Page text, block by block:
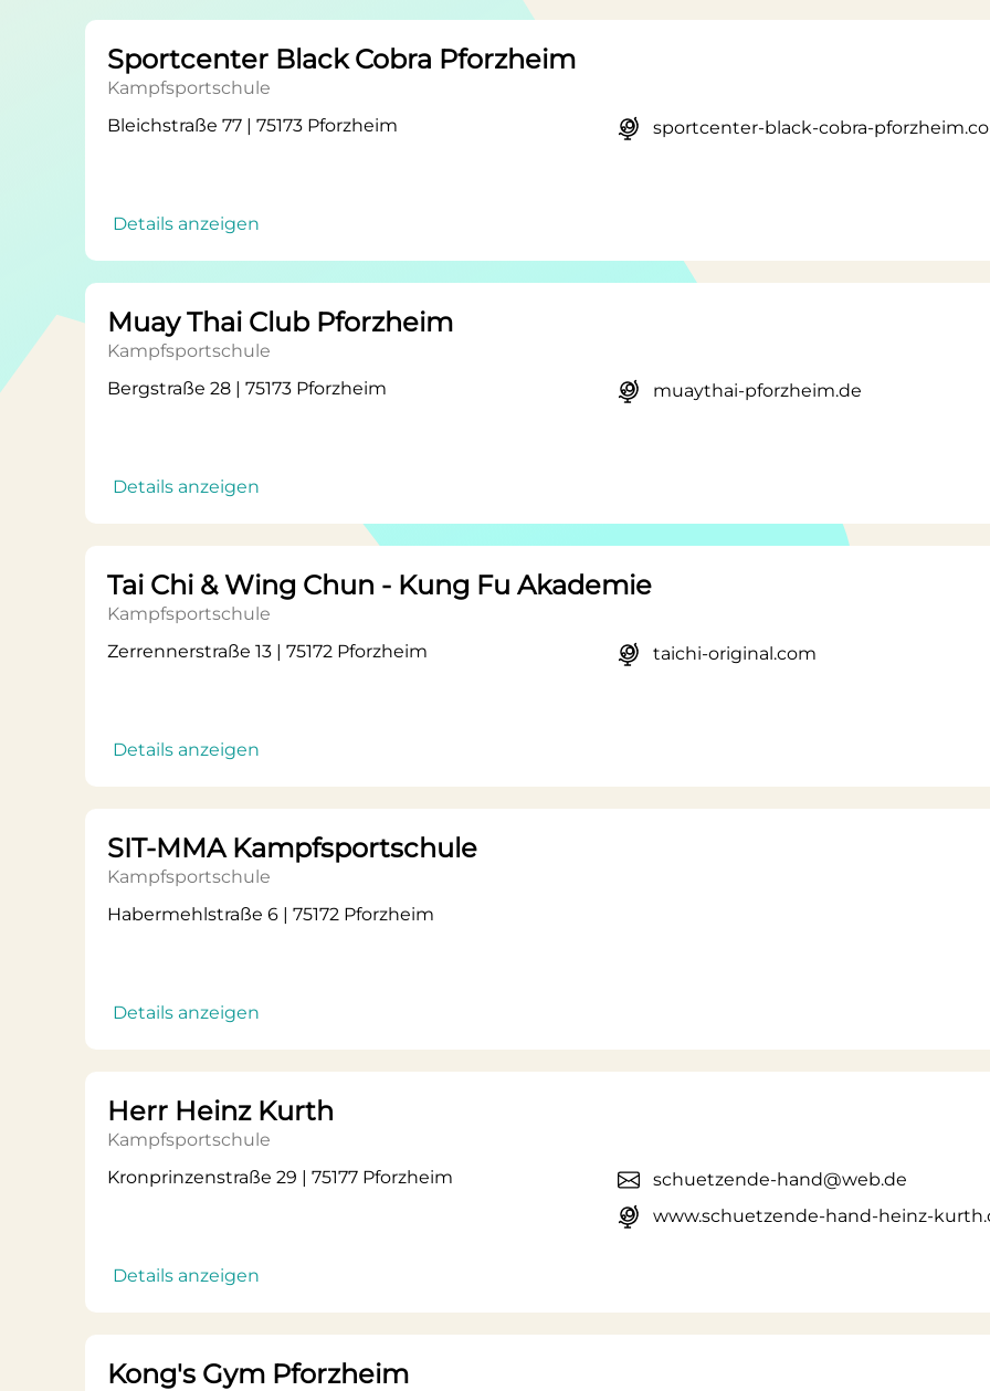
Sportcenter Black Cobra Pforzheim
Kampfsportschule
Bleichstraße 77 | 75173 Pforzheim
Details anzeigen
sportcenter-black-cobra-
Muay Thai Club Pforzheim
Kampfsportschule
Bergstraße 28 | 75173 Pforzheim
Details anzeigen
muaythai-pforzheim.de
Tai Chi & Wing Chun - Kung Fu Akademie
Kampfsportschule
Zerrennerstraße 13 | 75172 Pforzheim
Details anzeigen
taichi-original.com
SIT-MMA Kampfsportschule
Kampfsportschule
Habermehlstraße 6 | 75172 Pforzheim
Details anzeigen
Herr Heinz Kurth
Kampfsportschule
Kronprinzenstraße 29 | 75177 Pforzheim
Details anzeigen
schuetzende-hand@web.de
www.schuetzende-hand-heinz-
Kong's Gym Pforzheim